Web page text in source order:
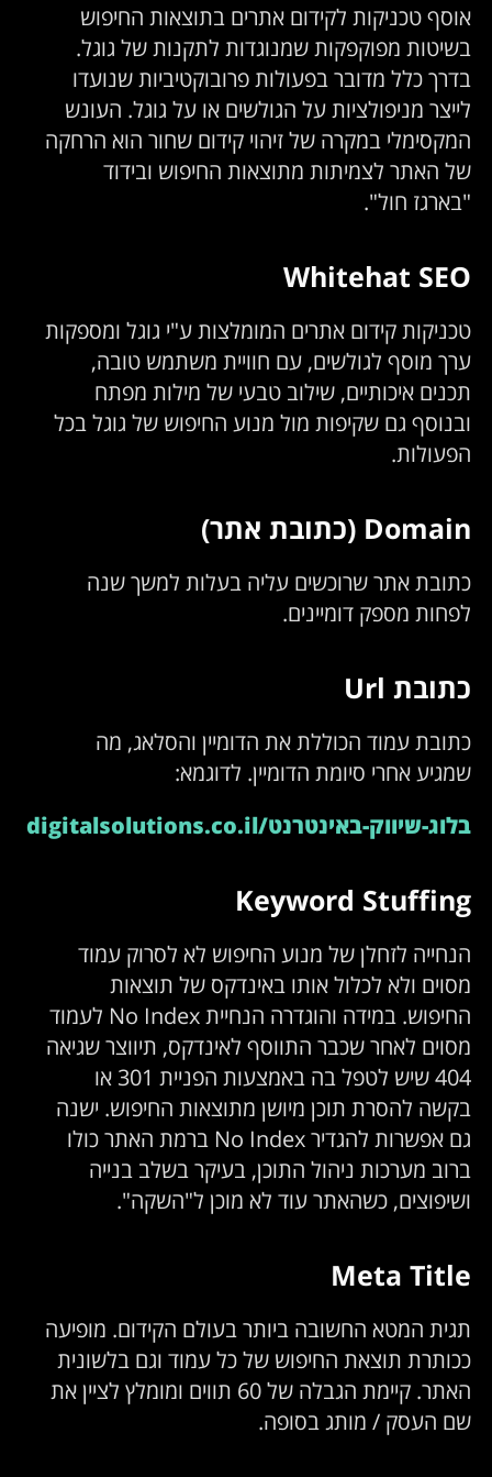
אוסף טכניקות לקידום אתרים בתוצאות החיפוש
בשיטות מפוקפקות שמנוגדות לתקנות של גוגל.
בדרך כלל מדובר בפעולות פרובוקטיביות שנועדו
לייצר מניפולציות על הגולשים או על גוגל. העונש
המקסימלי במקרה של זיהוי קידום שחור הוא הרחקה
של האתר לצמיתות מתוצאות החיפוש ובידוד
"בארגז חול".
Whitehat SEO
טכניקות קידום אתרים המומלצות ע"י גוגל ומספקות
ערך מוסף לגולשים, עם חוויית משתמש טובה,
תכנים איכותיים, שילוב טבעי של מילות מפתח
ובנוסף גם שקיפות מול מנוע החיפוש של גוגל בכל
הפעולות.
Domain (כתובת אתר)
כתובת אתר שרוכשים עליה בעלות למשך שנה
לפחות מספק דומיינים.
כתובת Url
כתובת עמוד הכוללת את הדומיין והסלאג, מה
שמגיע אחרי סיומת הדומיין. לדוגמא:
בלוג-שיווק-באינטרנט/digitalsolutions.co.il
Keyword Stuffing
הנחייה לזחלן של מנוע החיפוש לא לסרוק עמוד
מסוים ולא לכלול אותו באינדקס של תוצאות
החיפוש. במידה והוגדרה הנחיית No Index לעמוד
מסוים לאחר שכבר התווסף לאינדקס, תיווצר שגיאה
404 שיש לטפל בה באמצעות הפניית 301 או
בקשה להסרת תוכן מיושן מתוצאות החיפוש. ישנה
גם אפשרות להגדיר No Index ברמת האתר כולו
ברוב מערכות ניהול התוכן, בעיקר בשלב בנייה
ושיפוצים, כשהאתר עוד לא מוכן ל"השקה".
Meta Title
תגית המטא החשובה ביותר בעולם הקידום. מופיעה
ככותרת תוצאת החיפוש של כל עמוד וגם בלשונית
האתר. קיימת הגבלה של 60 תווים ומומלץ לציין את
שם העסק / מותג בסופה.